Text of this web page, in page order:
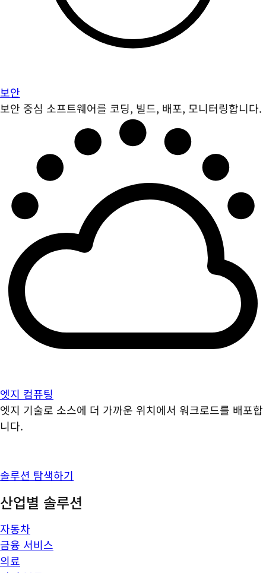
보안
보안 중심 소프트웨어를 코딩, 빌드, 배포, 모니터링합니다.
엣지 컴퓨팅
엣지 기술로 소스에 더 가까운 위치에서 워크로드를 배포합
니다.
솔루션 탐색하기
산업별 솔루션
자동차
금융 서비스
의료